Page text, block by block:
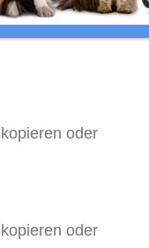
oder
oder